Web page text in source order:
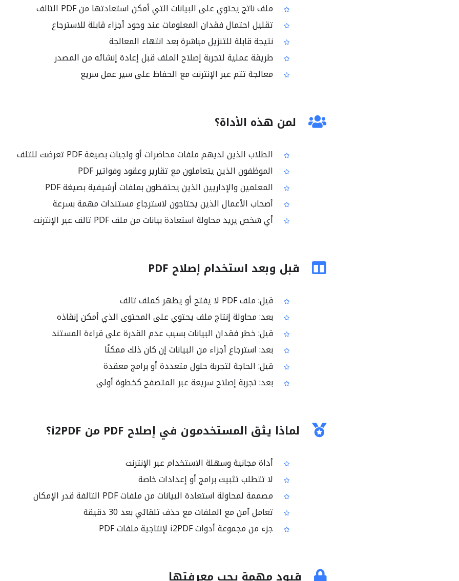
ملف ناتج يحتوي على البيانات التي أمكن استعادتها من PDF التالف
تقليل احتمال فقدان المعلومات عند وجود أجزاء قابلة للاسترجاع
نتيجة قابلة للتنزيل مباشرة بعد انتهاء المعالجة
طريقة عملية لتجربة إصلاح الملف قبل إعادة إنشائه من المصدر
معالجة تتم عبر الإنترنت مع الحفاظ على سير عمل سريع
لمن هذه الأداة؟
الطلاب الذين لديهم ملفات محاضرات أو واجبات بصيغة PDF تعرضت للتلف
الموظفون الذين يتعاملون مع تقارير وعقود وفواتير PDF
المعلمين والإداريين الذين يحتفظون بملفات أرشيفية بصيغة PDF
أصحاب الأعمال الذين يحتاجون لاسترجاع مستندات مهمة بسرعة
أي شخص يريد محاولة استعادة بيانات من ملف PDF تالف عبر الإنترنت
قبل وبعد استخدام إصلاح PDF
قبل: ملف PDF لا يفتح أو يظهر كملف تالف
بعد: محاولة إنتاج ملف يحتوي على المحتوى الذي أمكن إنقاذه
قبل: خطر فقدان البيانات بسبب عدم القدرة على قراءة المستند
بعد: استرجاع أجزاء من البيانات إن كان ذلك ممكنًا
قبل: الحاجة لتجربة حلول متعددة أو برامج معقدة
بعد: تجربة إصلاح سريعة عبر المتصفح كخطوة أولى
لماذا يثق المستخدمون في إصلاح PDF من i2PDF؟
أداة مجانية وسهلة الاستخدام عبر الإنترنت
لا تتطلب تثبيت برامج أو إعدادات خاصة
مصممة لمحاولة استعادة البيانات من ملفات PDF التالفة قدر الإمكان
تعامل آمن مع الملفات مع حذف تلقائي بعد 30 دقيقة
جزء من مجموعة أدوات i2PDF لإنتاجية ملفات PDF
قيود مهمة يجب معرفتها